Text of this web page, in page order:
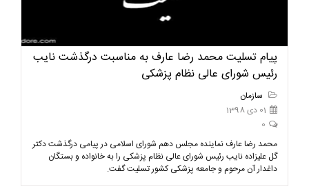
پیام تسلیت محمد رضا عارف به مناسبت درگذشت نایب
رئیس شورای عالی نظام پزشکی
سازمان
01 دی 1398
0
محمد رضا عارف نماینده مجلس دهم شورای اسلامی در پیامی درگذشت دکتر
گل علیزاده نایب رئیس شورای عالی نظام پزشکی را به خانواده و بستگان
داغدار آن مرحوم و جامعه پزشکی کشور تسلیت گفت.